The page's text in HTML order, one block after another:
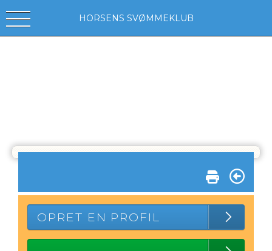
HORSENS SVØMMEKLUB
OPRET EN PROFIL